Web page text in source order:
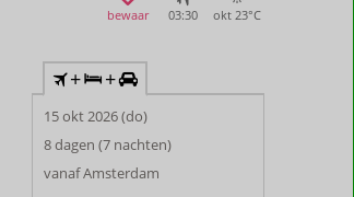
bewaar 03:30 okt 23°C
+ +
15 okt 2026 (do)
8 dagen (7 nachten)
vanaf Amsterdam